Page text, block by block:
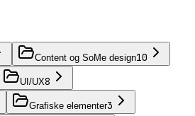
Content og SoMe design10
UI/UX8
Grafiske elementer3